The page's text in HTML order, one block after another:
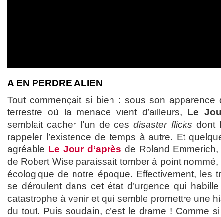
A EN PERDRE ALIEN
Tout commençait si bien : sous son apparence
terrestre où la menace vient d’ailleurs, Le
semblait cacher l’un de cesdisaster flicks dont
rappeler l’existence de temps à autre. Et
agréable Le Jour d’après de Roland
de Robert Wise paraissait tomber à point
écologique de notre époque. Effectivement, les
se déroulent dans cet état d’urgence qui
catastrophe à venir et qui semble promettre une
du tout. Puis soudain, c’est le drame ! Comme